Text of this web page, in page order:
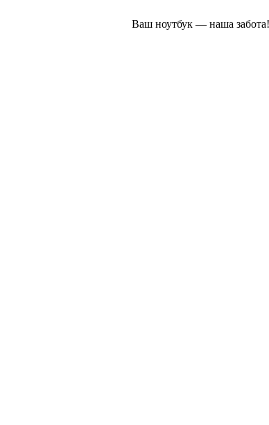
Ваш ноутбук — наша забота!